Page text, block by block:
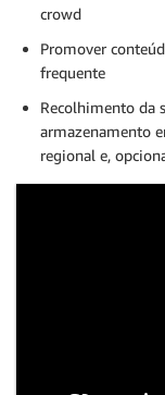
crowd
Promover
frequente
Recolhimento da
armazenamento
regional e,